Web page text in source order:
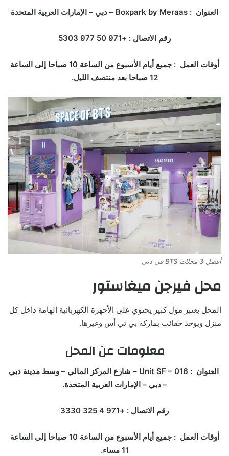
العنوان : Boxpark by Meraas – دبي – الإمارات العربية المتحدة
رقم الاتصال : +971 50 977 5303
أوقات العمل : جميع أيام الأسبوع من الساعة 10 صباحا إلى الساعة
12 صباحا بعد منتصف الليل.
أفضل 3 محلات BTS في دبي
محل فيرجن ميغاستور
المحل يعتبر مول كبير يحتوي على الأجهزة الكهربائية الهامة داخل كل
منزل ويوجد حقائب بماركة بي تي أس وغيرها.
معلومات عن المحل
العنوان : Unit SF – 016 – شارع المركز المالي – وسط مدينة دبي
– دبي – الإمارات العربية المتحدة.
رقم الاتصال : +971 4 325 3330
أوقات العمل : جميع أيام الأسبوع من الساعة 10 صباحا إلى الساعة
11 مساء.